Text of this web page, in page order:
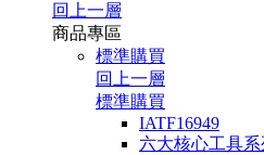
回上一層
商品專區
標準購買
回上一層
標準購買
IATF16949
六大核心工具